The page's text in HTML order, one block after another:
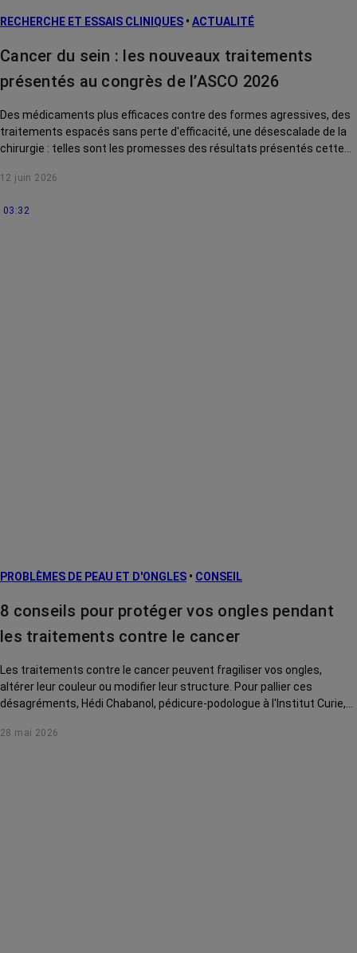
Traitements
La vie autour
RECHERCHE ET ESSAIS CLINIQUES • ACTUALITÉ
Cancer du sein : les nouveaux traitements
présentés au congrès de l’ASCO 2026
Des médicaments plus efficaces contre des formes agressives, des
traitements espacés sans perte d'efficacité, une désescalade de la
chirurgie : telles sont les promesses des résultats présentés cette
cancer du sein. Tour d'horizon des avancées qui pourraient
12 juin 2026
03:32
PROBLÈMES DE PEAU ET D'ONGLES • CONSEIL
8 conseils pour protéger vos ongles pendant
les traitements contre le cancer
Les traitements contre le cancer peuvent fragiliser vos ongles,
altérer leur couleur ou modifier leur structure. Pour pallier ces
désagréments, Hédi Chabanol, pédicure-podologue à l'Institut Curie,
28 mai 2026